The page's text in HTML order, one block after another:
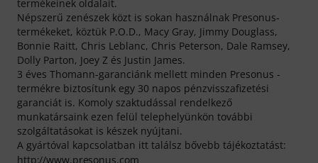
termékeinek oldalait.
Népszerű zenészek közt is sokan használnak Presonus-
termékeket, köztük P.O.D., Macy Gray, Jimmy Douglass,
Bonnie Raitt, Chris Leblanc, Chris Peterson, Dale Ramsey,
Dolly Parton, Joey Z és Justin James.
3 éves Thomann-garanciánk mellett minden Presonus -
termékre biztosítunk egy 30 napos pénzvisszafizetési
garanciát is. Komoly szaktudással rendelkező
munkatársaink ezen felül telephelyünkön további
szolgáltatásokat is készek nyújtani.
A gyártóval kapcsolatban itt találsz bővebb tájékoztatást:
http://www.presonus.com